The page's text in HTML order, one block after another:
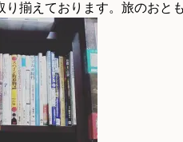
り揃えております。旅のおと